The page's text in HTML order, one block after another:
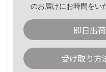
のお届けにお時間をい
即日出
受け取り方